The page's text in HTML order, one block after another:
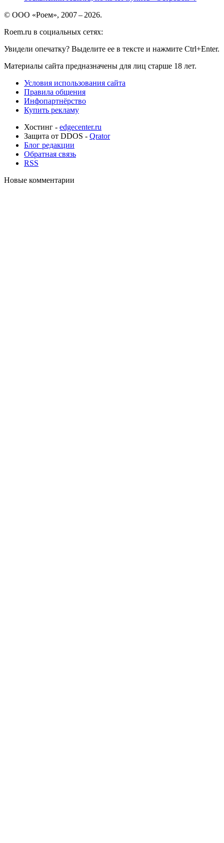
© ООО «Роем», 2007 – 2026.
Roem.ru в социальных сетях:
Увидели опечатку? Выделите ее в тексте и нажмите Ctrl+Enter.
Материалы сайта предназначены для лиц старше 18 лет.
Условия использования сайта
Правила общения
Инфопартнёрство
Купить рекламу
Хостинг - edgecenter.ru
Защита от DDOS - Qrator
Блог редакции
Обратная связь
RSS
Новые комментарии